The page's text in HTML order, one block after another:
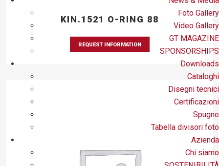
Foto Gallery
Video Gallery
GT MAGAZINE
SPONSORSHIPS
Downloads
Cataloghi
Disegni tecnici
Certificazioni
Spugne
Tabella divisori foto
Azienda
Chi siamo
KIN.1521 O-RING 88
REQUEST INFORMATION